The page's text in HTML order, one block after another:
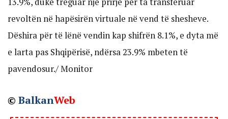
revoltën në hapësirën virtuale në vend të shesheve.
Dëshira për të lënë vendin kap shifrën 8.1%, e dyta më
e larta pas Shqipërisë, ndërsa 23.9% mbeten të
pavendosur./ Monitor
© BalkanWeb